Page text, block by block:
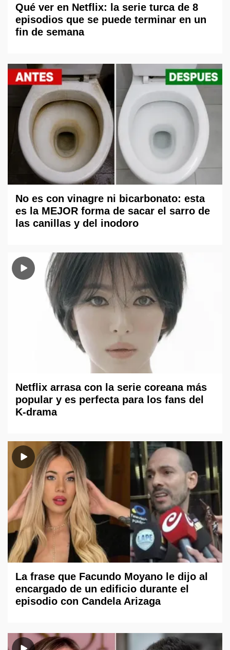
Qué ver en Netflix: la serie turca de 8
episodios que se puede terminar en un
fin de semana
No es con vinagre ni bicarbonato: esta
es la MEJOR forma de sacar el sarro de
las canillas y del inodoro
Netflix arrasa con la serie coreana más
popular y es perfecta para los fans del
K-drama
La frase que Facundo Moyano le dijo al
encargado de un edificio durante el
episodio con Candela Arizaga